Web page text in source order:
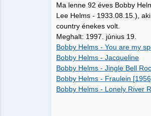
Ma lenne 92 éves Bobby
Lee Helms - 1933.08.15.),
country énekes volt.
Meghalt: 1997. június 19.
Bobby Helms - You are my
Bobby Helms - Jacqueline
Bobby Helms - Jingle Bell
Bobby Helms - Fraulein
Bobby Helms - Lonely River